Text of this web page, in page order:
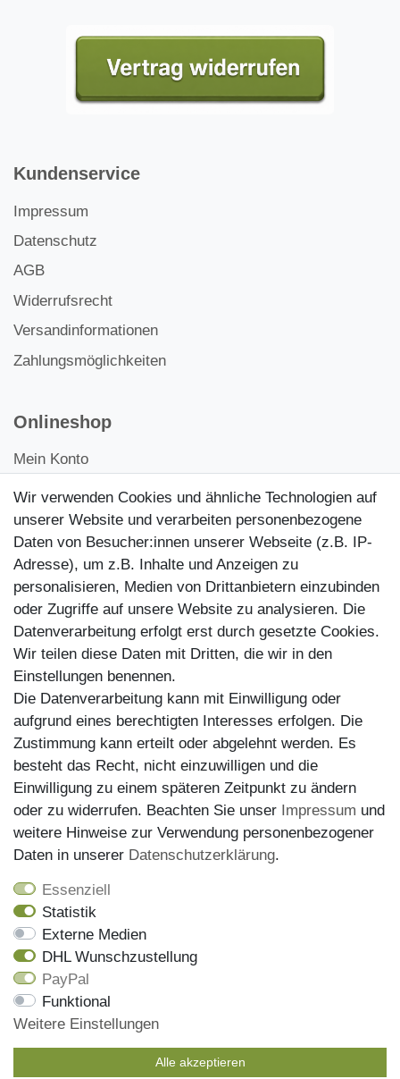
Kundenservice
Impressum
Datenschutz
AGB
Widerrufsrecht
Versandinformationen
Zahlungsmöglichkeiten
Onlineshop
Mein Konto
Kontakt
Kundenretouren
Reparaturservice
Zahlungsarten
Versand
Wir haben alle Artikel auf Lager und liefern mit unserem
Versandpartner DHL
Bestellungen die bis 13 Uhr eingehen, werden noch am
gleichen Tag versendet, die Sendungsnummer erhalen Sie
mit der Versandbestätigung per Email
Wir verwenden Cookies und ähnliche Technologien auf
unserer Website und verarbeiten personenbezogene
Daten von Besucher:innen unserer Webseite (z.B. IP-
Adresse), um z.B. Inhalte und Anzeigen zu
personalisieren, Medien von Drittanbietern einzubinden
oder Zugriffe auf unsere Website zu analysieren. Die
Datenverarbeitung erfolgt erst durch gesetzte Cookies.
Wir teilen diese Daten mit Dritten, die wir in den
Einstellungen benennen.
Die Datenverarbeitung kann mit Einwilligung oder
aufgrund eines berechtigten Interesses erfolgen. Die
Zustimmung kann erteilt oder abgelehnt werden. Es
besteht das Recht, nicht einzuwilligen und die
Einwilligung zu einem späteren Zeitpunkt zu ändern
oder zu widerrufen. Beachten Sie unser Impressum und
weitere Hinweise zur Verwendung personenbezogener
Daten in unserer Daten­schutz­erklärung.
Essenziell
Statistik
Externe Medien
DHL Wunschzustellung
PayPal
Funktional
Weitere Einstellungen
Alle akzeptieren